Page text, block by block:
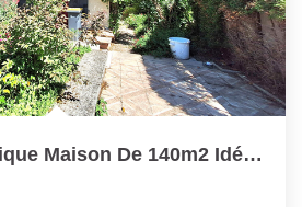
A Vendre Magnifique Maison De 140m2 Idéalement Située À...